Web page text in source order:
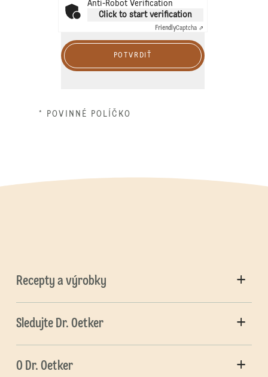
Anti-Robot Verification
Click to start verification
FriendlyCaptcha ⇗
POTVRDIŤ
* POVINNÉ POLÍČKO
Recepty a výrobky
Sledujte Dr. Oetker
O Dr. Oetker